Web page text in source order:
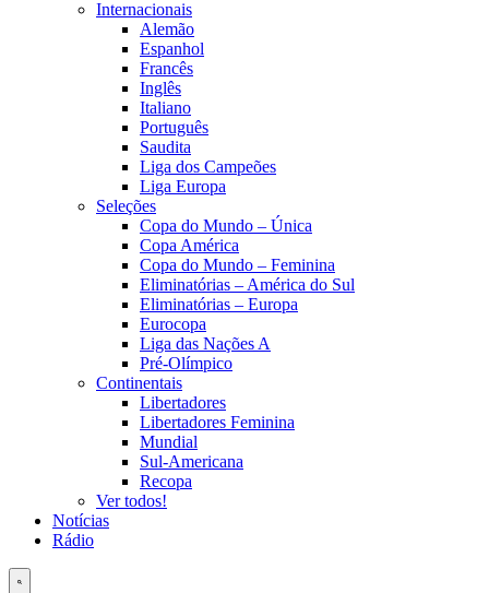
Internacionais
Alemão
Espanhol
Francês
Inglês
Italiano
Português
Saudita
Liga dos Campeões
Liga Europa
Seleções
Copa do Mundo – Única
Copa América
Copa do Mundo – Feminina
Eliminatórias – América do Sul
Eliminatórias – Europa
Eurocopa
Liga das Nações A
Pré-Olímpico
Continentais
Libertadores
Libertadores Feminina
Mundial
Sul-Americana
Recopa
Ver todos!
Notícias
Rádio